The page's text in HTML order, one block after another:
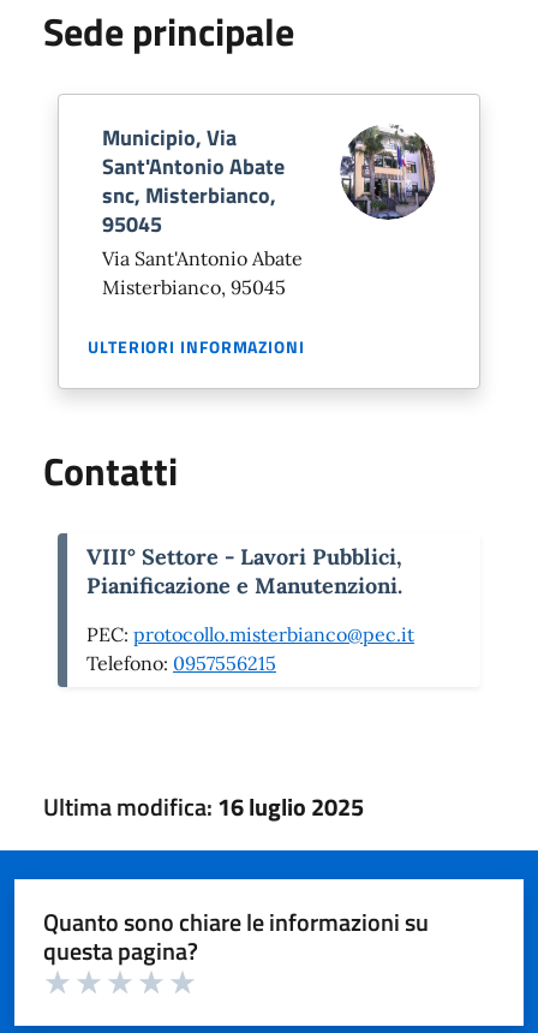
Sede principale
Municipio, Via
Sant'Antonio Abate
snc, Misterbianco,
95045
Via Sant'Antonio Abate
Misterbianco, 95045
ULTERIORI INFORMAZIONI
Contatti
VIII° Settore - Lavori Pubblici,
Pianificazione e Manutenzioni.
PEC: protocollo.misterbianco@pec.it
Telefono: 0957556215
Ultima modifica:16 luglio 2025
Quanto sono chiare le informazioni su
questa pagina?